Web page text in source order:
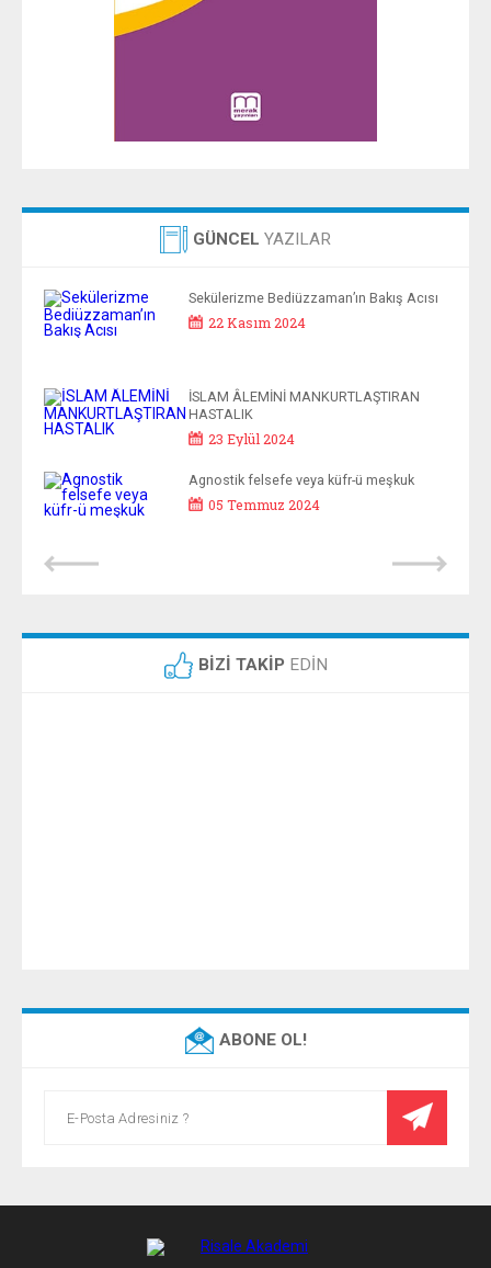
GÜNCEL YAZILAR
Sekülerizme Bediüzzaman’ın Bakış Acısı
22 Kasım 2024
İSLAM ÂLEMİNİ MANKURTLAŞTIRAN
HASTALIK
23 Eylül 2024
Agnostik felsefe veya küfr-ü meşkuk
05 Temmuz 2024
BİZİ TAKİP EDİN
ABONE OL!